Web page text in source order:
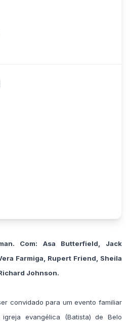
Com: Asa Butterfield, Jack
Farmiga, Rupert Friend, Sheila
Johnson.
convidado para um evento familiar
evangélica (Batista) de Belo